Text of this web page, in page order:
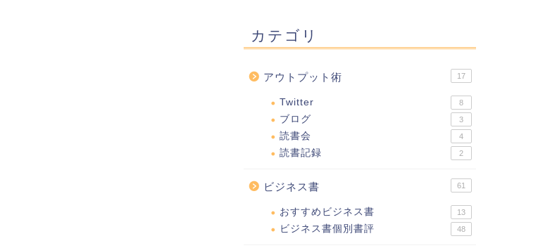
カテゴリ
アウトプット術 17
Twitter 8
ブログ 3
読書会 4
読書記録 2
ビジネス書 61
おすすめビジネス書 13
ビジネス書個別書評 48